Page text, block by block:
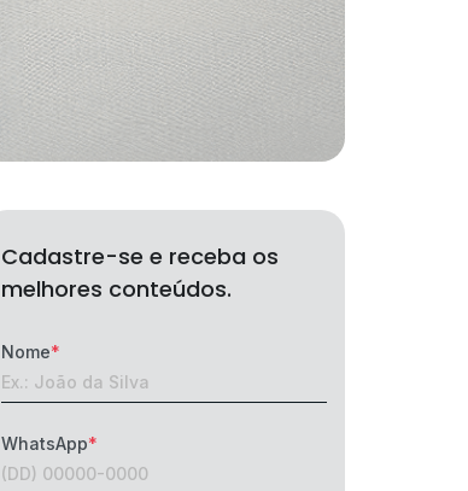
Cadastre-se e receba os
melhores conteúdos.
Nome
WhatsApp